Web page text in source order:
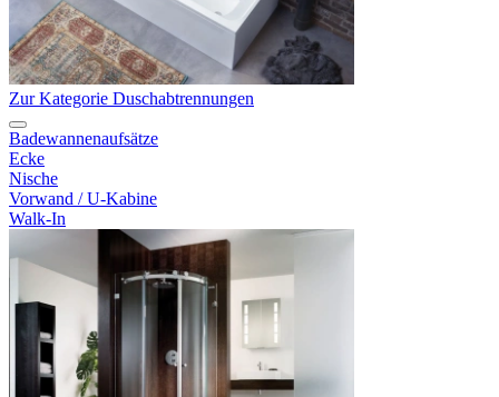
Zur Kategorie Duschabtrennungen
Badewannenaufsätze
Ecke
Nische
Vorwand / U-Kabine
Walk-In